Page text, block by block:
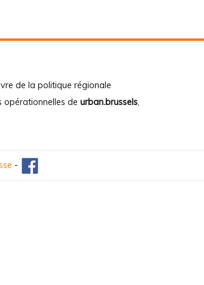
de la politique régionale
opérationnelles de urban.brussels,
-